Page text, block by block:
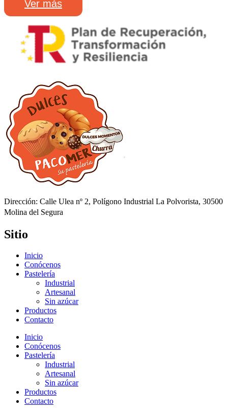
Ver más
Dirección: Calle Ulea nº 2, Polígono Industrial La Polvorista, 30500
Molina del Segura
Sitio
Inicio
Conócenos
Pastelería
Industrial
Artesanal
Sin azúcar
Productos
Contacto
Inicio
Conócenos
Pastelería
Industrial
Artesanal
Sin azúcar
Productos
Contacto